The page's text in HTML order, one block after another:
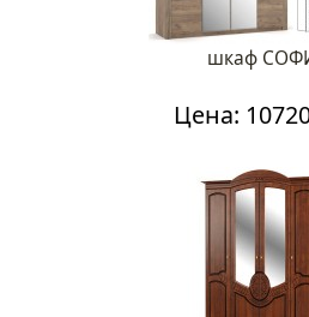
шкаф
Цена: